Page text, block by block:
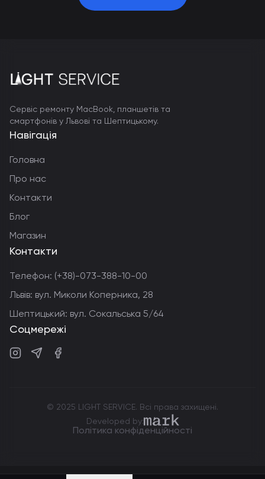
Сервіс ремонту MacBook, планшетів та
смартфонів у Львові та Шептицькому.
Навігація
Головна
Про нас
Контакти
Блог
Магазин
Контакти
Телефон: (+38)-073-388-10-00
Львів: вул. Миколи Коперника, 28
Шептицький: вул. Сокальська 5/64
Соцмережі
© 2025 LIGHT SERVICE. Всі права захищені.
Developed by:markdev.agency
Політика конфіденційності